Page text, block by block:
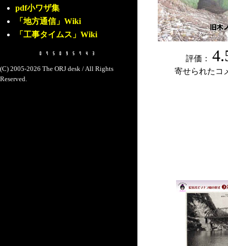
pdf小ワザ集
「地方通信」Wiki
「工事タイムス」Wiki
(C) 2005-2026 The ORJ desk / All Rights
Reserved.
評価：
寄せられたコ